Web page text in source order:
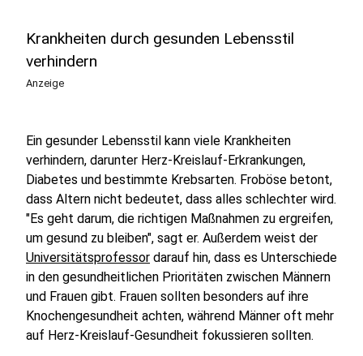
Krankheiten durch gesunden Lebensstil
verhindern
Anzeige
Ein gesunder Lebensstil kann viele Krankheiten
verhindern, darunter Herz-Kreislauf-Erkrankungen,
Diabetes und bestimmte Krebsarten. Froböse betont,
dass Altern nicht bedeutet, dass alles schlechter wird.
"Es geht darum, die richtigen Maßnahmen zu ergreifen,
um gesund zu bleiben", sagt er. Außerdem weist der
Universitätsprofessor darauf hin, dass es Unterschiede
in den gesundheitlichen Prioritäten zwischen Männern
und Frauen gibt. Frauen sollten besonders auf ihre
Knochengesundheit achten, während Männer oft mehr
auf Herz-Kreislauf-Gesundheit fokussieren sollten.